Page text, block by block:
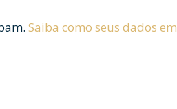
Saiba como seus dados em